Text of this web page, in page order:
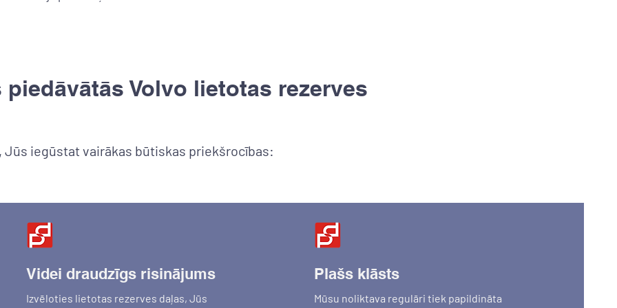
Volvo lietotas rezerves
iegūstat vairākas būtiskas priekšrocības:
Videi draudzīgs risinājums
Izvēloties lietotas rezerves daļas, Jūs
Plašs klāsts
Mūsu noliktava regulāri tiek papildināta